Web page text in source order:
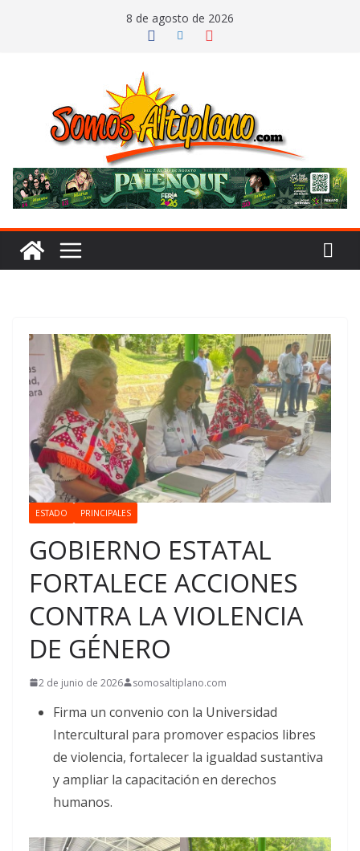
8 de agosto de 2026
ESTADO PRINCIPALES
GOBIERNO ESTATAL
FORTALECE ACCIONES
CONTRA LA VIOLENCIA
DE GÉNERO
2 de junio de 2026 somosaltiplano.com
Firma un convenio con la Universidad
Intercultural para promover espacios libres
de violencia, fortalecer la igualdad sustantiva
y ampliar la capacitación en derechos
humanos.